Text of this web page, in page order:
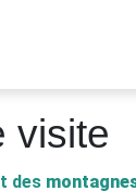
visite
des